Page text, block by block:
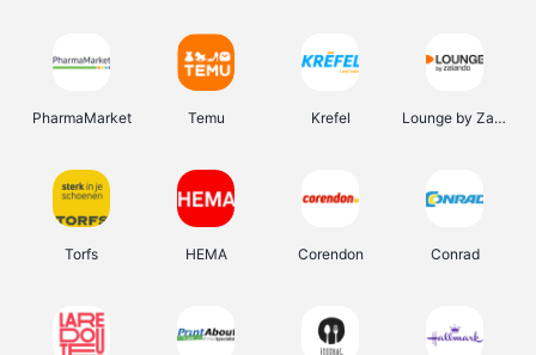
PharmaMarket Temu Krefel Lounge by Zalando
Torfs HEMA Corendon Conrad